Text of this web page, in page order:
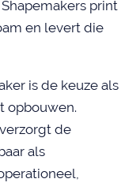
print
en levert die
is de keuze als
opbouwen.
de
als